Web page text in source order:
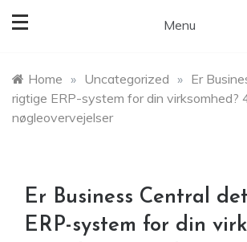
Menu
Home » Uncategorized » Er
rigtige ERP-system for din virksomhed?
nøgleovervejelser
Er Business Central
ERP-system for din